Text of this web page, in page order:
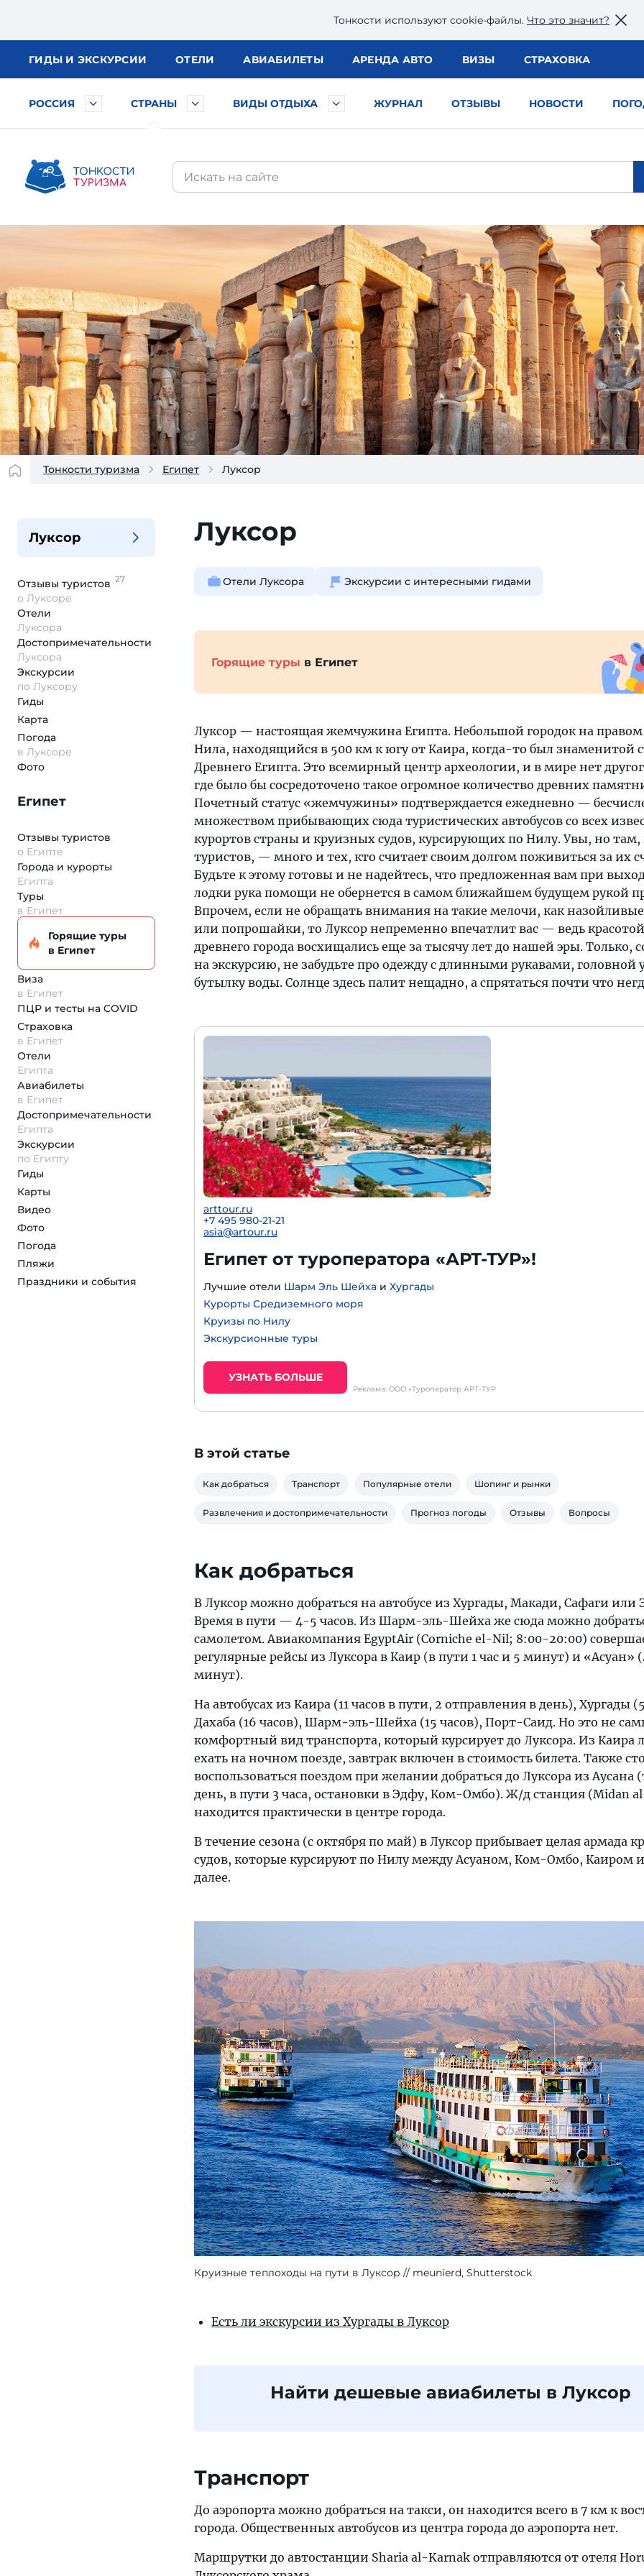
Тонкости используют сookie-файлы. Что это значит?
ГИДЫ И ЭКСКУРСИИ ОТЕЛИ АВИАБИЛЕТЫ АРЕНДА АВТО ВИЗЫ СТРАХОВКА
РОССИЯ СТРАНЫ ВИДЫ ОТДЫХА ЖУРНАЛ ОТЗЫВЫ НОВОСТИ
Тонкости туризма Египет Луксор
Луксор
Отзывы туристов 27
о Луксоре
Отели
Луксора
Достопримеча­тельности
Луксора
Экскурсии
по Луксору
Гиды
Карта
Погода
в Луксоре
Фото
Египет
Отзывы туристов
о Египте
Города и курорты
Египта
Туры
в Египет
Горящие туры
в Египет
Виза
в Египет
ПЦР и тесты на COVID
Страховка
в Египет
Отели
Египта
Авиабилеты
в Египет
Достопримеча­тельности
Египта
Экскурсии
по Египту
Гиды
Карты
Видео
Фото
Погода
Пляжи
Праздники и события
Луксор
Отели Луксора Экскурсии с интересными гидами
Горящие туры в Египет
Луксор — настоящая жемчужина Египта. Небольшой городок на правом
Нила, находящийся в 500 км к югу от Каира, когда-то был знаменитой
Древнего Египта. Это всемирный центр археологии, и в мире нет
где было бы сосредоточено такое огромное количество древних
Почетный статус «жемчужины» подтверждается ежедневно —
множеством прибывающих сюда туристических автобусов со всех
курортов страны и круизных судов, курсирующих по Нилу. Увы, но там,
туристов, — много и тех, кто считает своим долгом поживиться за их
Будьте к этому готовы и не надейтесь, что предложенная вам при
лодки рука помощи не обернется в самом ближайшем будущем рукой
Впрочем, если не обращать внимания на такие мелочи, как
или попрошайки, то Луксор непременно впечатлит вас — ведь красотой
древнего города восхищались еще за тысячу лет до нашей эры. Только,
на экскурсию, не забудьте про одежду с длинными рукавами, головной
бутылку воды. Солнце здесь палит нещадно, а спрятаться почти что
arttour.ru
+7 495 980-21-21
asia@artour.ru
Египет от туроператора «АРТ-ТУР»!
Лучшие отели Шарм Эль Шейха и Хургады
Курорты Средиземного моря
Круизы по Нилу
Экскурсионные туры
УЗНАТЬ БОЛЬШЕ
Реклама: ООО «Туроператор АРТ-ТУР
В этой статье
Как добраться Транспорт Популярные отели Шопинг и рынки
Развлечения и достопримечательности Прогноз погоды Отзывы Вопросы
Как добраться
В Луксор можно добраться на автобусе из Хургады, Макади, Сафаги или
Время в пути — 4-5 часов. Из Шарм-эль-Шейха же сюда можно
самолетом. Авиакомпания EgyptAir (Corniche el-Nil; 8:00-20:00)
регулярные рейсы из Луксора в Каир (в пути 1 час и 5 минут) и «Асуан»
минут).
На автобусах из Каира (11 часов в пути, 2 отправления в день), Хургады
Дахаба (16 часов), Шарм-эль-Шейха (15 часов), Порт-Саид. Но это не
комфортный вид транспорта, который курсирует до Луксора. Из Каира
ехать на ночном поезде, завтрак включен в стоимость билета. Также
воспользоваться поездом при желании добраться до Луксора из
день, в пути 3 часа, остановки в Эдфу, Ком-Омбо). Ж/д станция (Midan
находится практически в центре города.
В течение сезона (с октября по май) в Луксор прибывает целая армада
судов, которые курсируют по Нилу между Асуаном, Ком-Омбо, Каиром
далее.
Круизные теплоходы на пути в Луксор meunierd, Shutterstock
Есть ли экскурсии из Хургады в Луксор
Найти дешевые авиабилеты в Луксор
Транспорт
До аэропорта можно добраться на такси, он находится всего в 7 км к
города. Общественных автобусов из центра города до аэропорта нет.
Маршрутки до автостанции Sharia al-Karnak отправляются от отеля